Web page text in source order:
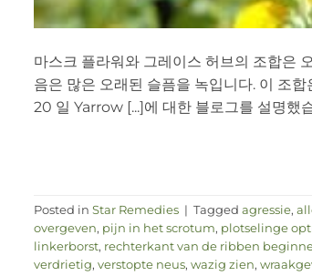
마스크 플라워와 그레이스 허브의 조합은
음은 많은 오래된 슬픔을 녹입니다. 이 조
20 일 Yarrow [...]에 대한 블로그를 설명했
Posted in Star Remedies | Tagged agressie,
overgeven, pijn in het scrotum, plotselinge
linkerborst, rechterkant van de ribben
verdrietig, verstopte neus, wazig zien,